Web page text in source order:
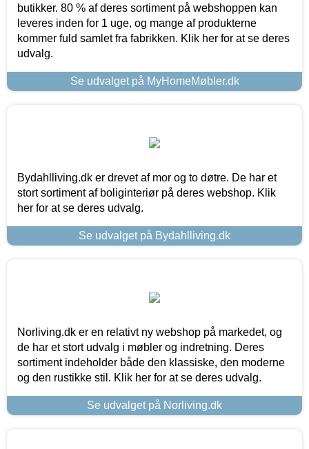
butikker. 80 % af deres sortiment på webshoppen kan
leveres inden for 1 uge, og mange af produkterne
kommer fuld samlet fra fabrikken. Klik her for at se deres
udvalg.
Se udvalget på MyHomeMøbler.dk
Bydahlliving.dk er drevet af mor og to døtre. De har et
stort sortiment af boliginteriør på deres webshop. Klik
her for at se deres udvalg.
Se udvalget på Bydahlliving.dk
Norliving.dk er en relativt ny webshop på markedet, og
de har et stort udvalg i møbler og indretning. Deres
sortiment indeholder både den klassiske, den moderne
og den rustikke stil. Klik her for at se deres udvalg.
Se udvalget på Norliving.dk